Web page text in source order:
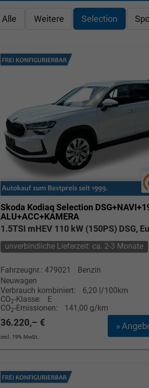
Alle Weitere Selection
Skoda Kodiaq Selection
ALU+ACC+KAMERA
1.5TSI mHEV 110 kW (150PS) DSG,
unverbindliche Lieferzeit: ca. 2-3 Monate
Fahrzeugnr.: 479021
Benzin
Neuwagen
Verbrauch kombiniert:
6,20 l/100km
CO2-Klasse:
E
CO2-Emissionen: 141,00 g/km
»
36.220,– €
incl. 19% MwSt.